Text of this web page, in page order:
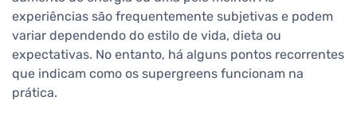
experiências são frequentemente subjetivas e podem
variar dependendo do estilo de vida, dieta ou
expectativas. No entanto, há alguns pontos recorrentes
que indicam como os supergreens funcionam na
prática.